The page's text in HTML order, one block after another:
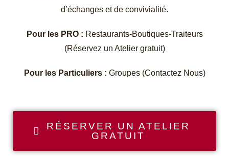
d’échanges et de convivialité.
Pour les PRO : Restaurants-Boutiques-Traiteurs
(Réservez un Atelier gratuit)
Pour les Particuliers : Groupes (Contactez Nous)
RÉSERVER UN ATELIER
GRATUIT